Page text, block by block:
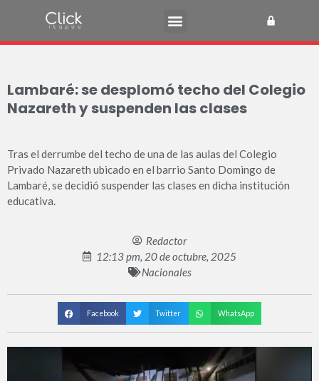
Lambaré: se desplomó techo del Colegio
Nazareth y suspenden las clases
Tras el derrumbe del techo de una de las aulas del Colegio
Privado Nazareth ubicado en el barrio Santo Domingo de
Lambaré, se decidió suspender las clases en dicha institución
educativa.
Redactor
12:13 pm, 20 de octubre, 2025
Nacionales
Facebook Twitter WhatsApp